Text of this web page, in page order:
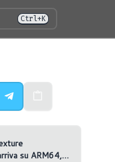
Ctrl+K
su ARM64,